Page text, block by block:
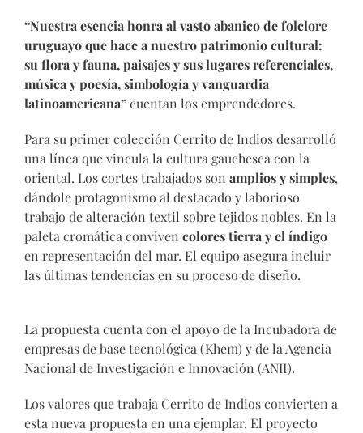
“Nuestra esencia honra al vasto abanico de folclore
uruguayo que hace a nuestro patrimonio cultural:
su flora y fauna, paisajes y sus lugares referenciales,
música y poesía, simbología y vanguardia
latinoamericana”cuentan los emprendedores.
Para su primer colección Cerrito de Indios desarrolló
una línea que vincula la cultura gauchesca con la
oriental. Los cortes trabajados son amplios y simples,
dándole protagonismo al destacado y laborioso
trabajo de alteración textil sobre tejidos nobles. En la
paleta cromática conviven colores tierra y el índigo
en representación del mar. El equipo asegura incluir
las últimas tendencias en su proceso de diseño.
La propuesta cuenta con el apoyo de la Incubadora de
empresas de base tecnológica (Khem) y de la Agencia
Nacional de Investigación e Innovación (ANII).
Los valores que trabaja Cerrito de Indios convierten a
esta nueva propuesta en una ejemplar. El proyecto